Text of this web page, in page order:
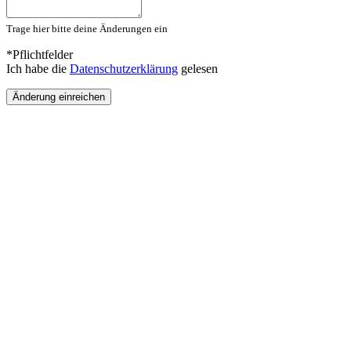
Trage hier bitte deine Änderungen ein
*Pflichtfelder
Ich habe die Datenschutzerklärung gelesen
Änderung einreichen